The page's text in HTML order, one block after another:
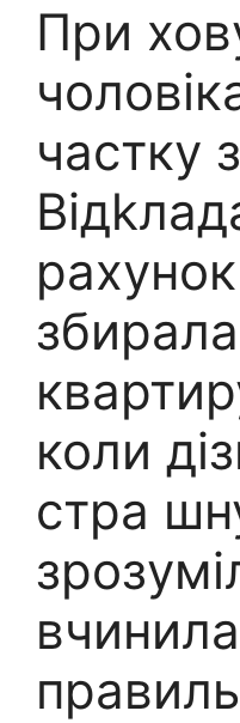
При
частку
коли
стра
вчинила